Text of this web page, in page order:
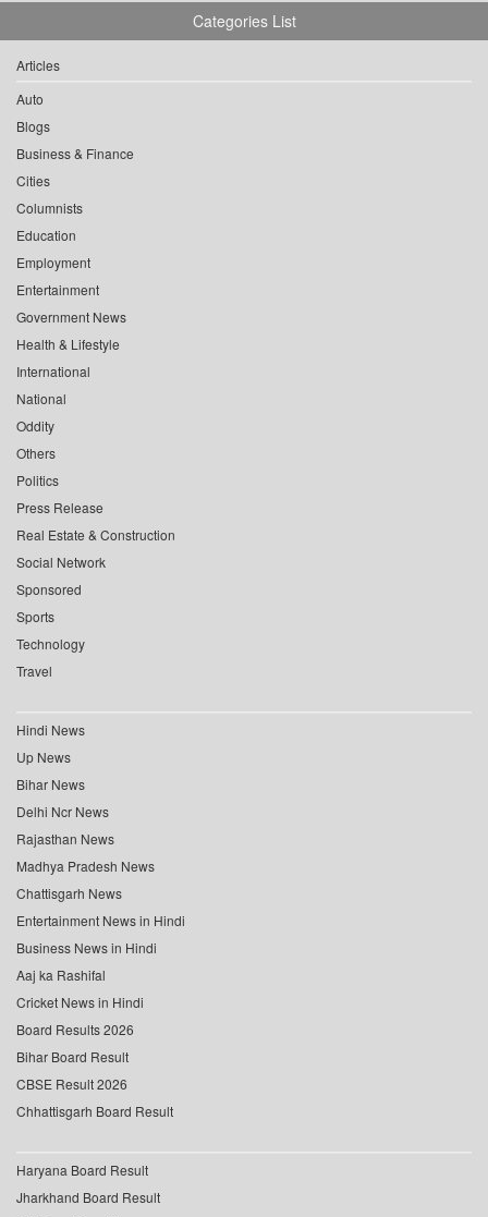
Categories List
Articles
Auto
Blogs
Business & Finance
Cities
Columnists
Education
Employment
Entertainment
Government News
Health & Lifestyle
International
National
Oddity
Others
Politics
Press Release
Real Estate & Construction
Social Network
Sponsored
Sports
Technology
Travel
Hindi News
Up News
Bihar News
Delhi Ncr News
Rajasthan News
Madhya Pradesh News
Chattisgarh News
Entertainment News in Hindi
Business News in Hindi
Aaj ka Rashifal
Cricket News in Hindi
Board Results 2026
Bihar Board Result
CBSE Result 2026
Chhattisgarh Board Result
Haryana Board Result
Jharkhand Board Result